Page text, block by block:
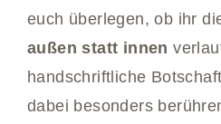
euch überlegen, ob ihr
außen statt innen
handschriftliche
dabei besonders